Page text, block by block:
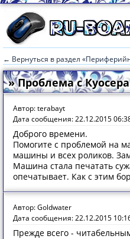
← Вернуться в раздел
» Проблема с Куосера
Автор: terabayt
Дата сообщения: 22.12.2015
Доброго времени.
Помогите с проблемой на
машины и всех роликов.
Машина стала печатать
опечатывает. Как с этим
Автор: Goldwater
Дата сообщения: 22.12.2015
Прежде всего -